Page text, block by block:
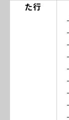
た行